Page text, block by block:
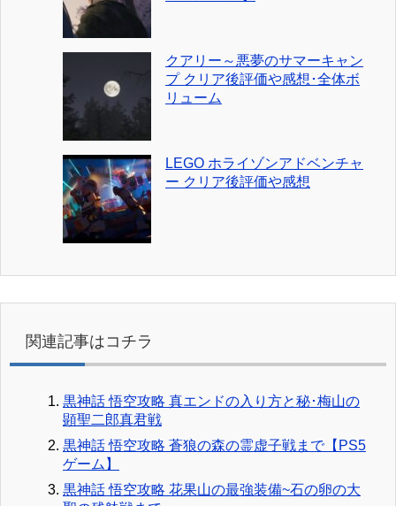
クアリー～悪夢のサマーキャン
プ クリア後評価や感想･全体ボ
リューム
LEGO ホライゾンアドベンチャ
ー クリア後評価や感想
関連記事はコチラ
黒神話 悟空攻略 真エンドの入り方と秘･梅山の
顕聖二郎真君戦
黒神話 悟空攻略 蒼狼の森の霊虚子戦まで【PS5
ゲーム】
黒神話 悟空攻略 花果山の最強装備~石の卵の大